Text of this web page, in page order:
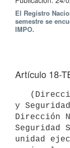
El Registro
semestre se
IMPO.
Artículo 18-
y
Dirección
Seguridad
unidad